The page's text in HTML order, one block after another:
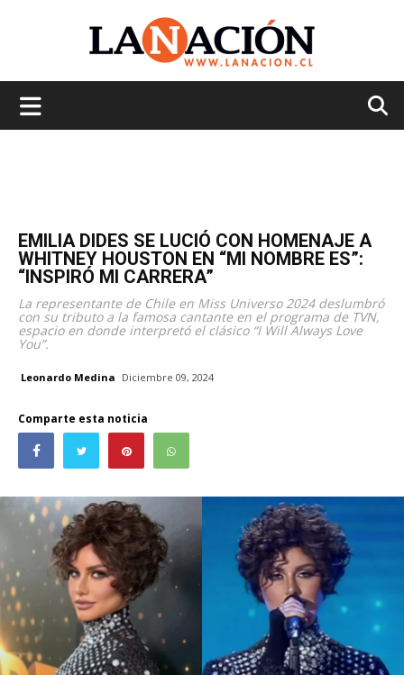
EMILIA DIDES SE LUCIÓ CON HOMENAJE A
WHITNEY HOUSTON EN “MI NOMBRE ES”:
“INSPIRÓ MI CARRERA”
La representante de Chile en Miss Universo 2024 deslumbró
con su tributo a la famosa cantante en el programa de TVN,
espacio en donde interpretó el clásico “I Will Always Love
You”.
Leonardo Medina Diciembre 09, 2024
Comparte esta noticia